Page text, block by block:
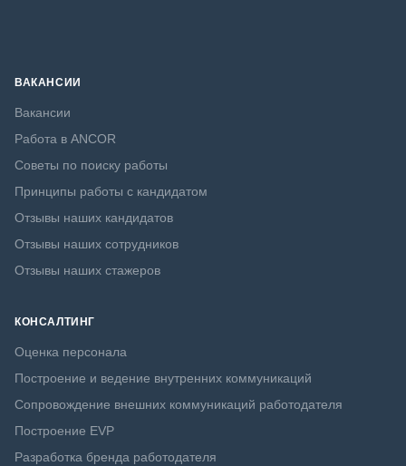
ВАКАНСИИ
Вакансии
Работа в ANCOR
Советы по поиску работы
Принципы работы с кандидатом
Отзывы наших кандидатов
Отзывы наших сотрудников
Отзывы наших стажеров
КОНСАЛТИНГ
Оценка персонала
Построение и ведение внутренних коммуникаций
Сопровождение внешних коммуникаций работодателя
Построение EVP
Разработка бренда работодателя